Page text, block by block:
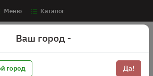
Меню Каталог
Ваш город -
город Да!